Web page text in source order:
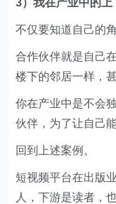
3）我在产业中的上
不仅要知道自己的
合作伙伴就是自己
楼下的邻居一样，
你在产业中是不会
伙伴，为了让自己
回到上述案例。
短视频平台在出版
人，下游是读者，